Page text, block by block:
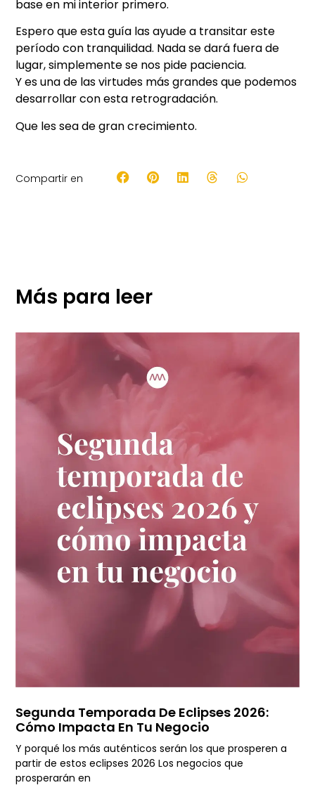
base en mi interior primero.
Espero que esta guía las ayude a transitar este
período con tranquilidad. Nada se dará fuera de
lugar, simplemente se nos pide paciencia.
Y es una de las virtudes más grandes que podemos
desarrollar con esta retrogradación.
Que les sea de gran crecimiento.
Compartir en
Más para leer
Segunda Temporada De Eclipses 2026:
Cómo Impacta En Tu Negocio
Y porqué los más auténticos serán los que prosperen a
partir de estos eclipses 2026 Los negocios que
prosperarán en